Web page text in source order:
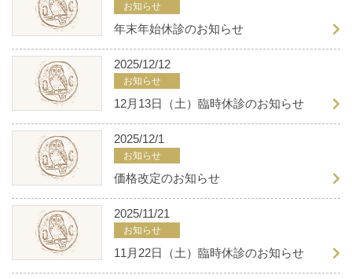
お知らせ
年末年始休診のお知らせ
2025/12/12
お知らせ
12月13日（土）臨時休診のお知らせ
2025/12/1
お知らせ
価格改定のお知らせ
2025/11/21
お知らせ
11月22日（土）臨時休診のお知らせ